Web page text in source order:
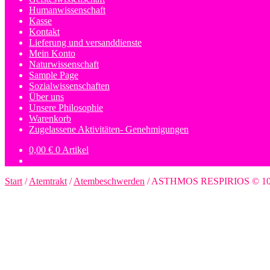
Humanwissenschaft
Kasse
Kontakt
Lieferung und versanddienste
Mein Konto
Naturwissenschaft
Sample Page
Sozialwissenschaften
Über uns
Unsere Philosophie
Warenkorb
Zugelassene Aktivitäten- Genehmigungen
0,00 € 0 Artikel
Start /Atemtrakt /Atembeschwerden /ASTHMOS RESPIRIOS ©